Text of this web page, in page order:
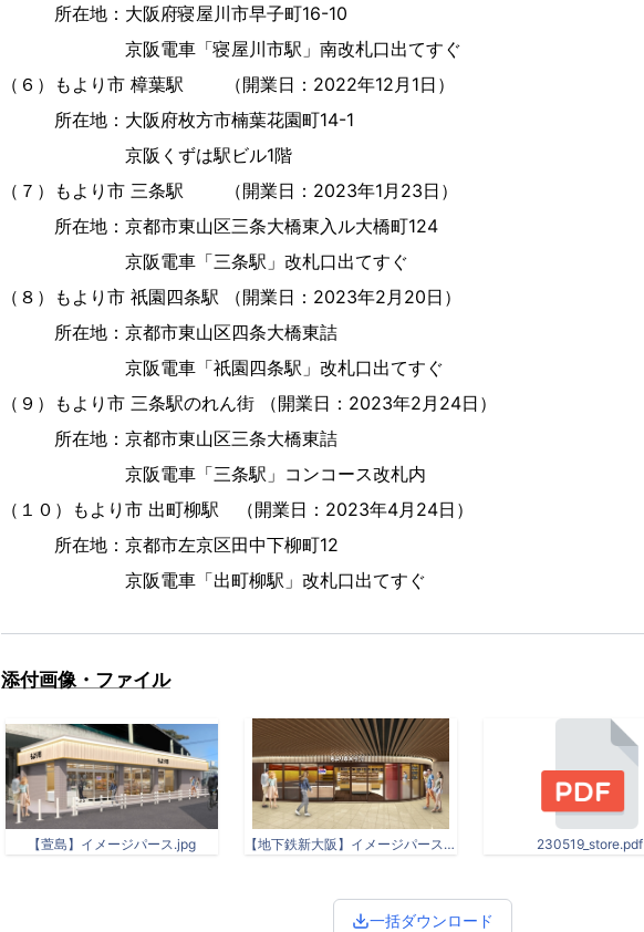
所在地：大阪府寝屋川市早子町16-10
京阪電車「寝屋川市駅」南改札口出てすぐ
（６）もより市 樟葉駅 （開業日：2022年12月1日）
所在地：大阪府枚方市楠葉花園町14-1
京阪くずは駅ビル1階
（７）もより市 三条駅 （開業日：2023年1月23日）
所在地：京都市東山区三条大橋東入ル大橋町124
京阪電車「三条駅」改札口出てすぐ
（８）もより市 祇󠄀園四条駅 （開業日：2023年2月20日）
所在地：京都市東山区四条大橋東詰
京阪電車「祇󠄀園四条駅」改札口出てすぐ
（９）もより市 三条駅のれん街 （開業日：2023年2月24日）
所在地：京都市東山区三条大橋東詰
京阪電車「三条駅」コンコース改札内
（１０）もより市 出町柳駅 （開業日：2023年4月24日）
所在地：京都市左京区田中下柳町12
京阪電車「出町柳駅」改札口出てすぐ
添付画像・ファイル
【萱島】イメージパース.jpg 【地下鉄新大阪】イメージパース.jpg 230519_store.pdf
一括ダウンロード